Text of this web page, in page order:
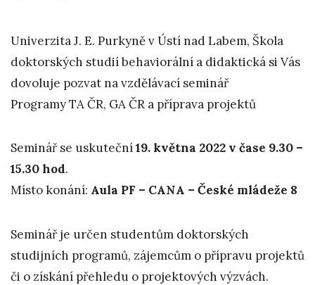
Univerzita J. E. Purkyně v Ústí nad Labem, Škola
doktorských studií behaviorální a didaktická si Vás
dovoluje pozvat na vzdělávací seminář
Programy TA ČR, GA ČR a příprava projektů
Seminář se uskuteční19. května 2022 v čase 9.30 –
15.30 hod.
Místo konání: Aula PF – CANA – České mládeže 8
Seminář je určen studentům doktorských
studijních programů, zájemcům o přípravu projektů
či o získání přehledu o projektových výzvách.